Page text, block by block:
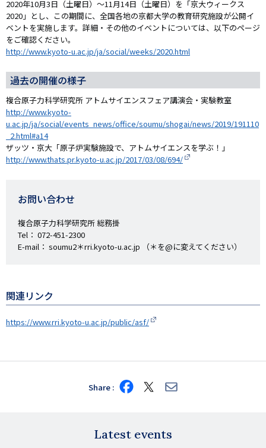
2020年10月3日（土曜日）～11月14日（土曜日）を「京大ウィークス
2020」とし、この期間に、全国各地の京都大学の教育研究施設が公開イ
ベントを実施します。詳細・その他のイベントについては、以下のページ
をご確認ください。
http://www.kyoto-u.ac.jp/ja/social/weeks/2020.html
過去の開催の様子
複合原子力科学研究所 アトムサイエンスフェア講演会・実験教室
http://www.kyoto-
u.ac.jp/ja/social/events_news/office/soumu/shogai/news/2019/191110
_2.html#a14
ザッツ・京大「原子炉実験施設で、アトムサイエンスを学ぶ！」
http://www.thats.pr.kyoto-u.ac.jp/2017/03/08/694/
お問い合わせ
複合原子力科学研究所 総務掛
Tel： 072-451-2300
E-mail： soumu2＊rri.kyoto-u.ac.jp （＊を@に変えてください）
関連リンク
https://www.rri.kyoto-u.ac.jp/public/asf/
Share Share
on
Share
on
Share
via
Latest events